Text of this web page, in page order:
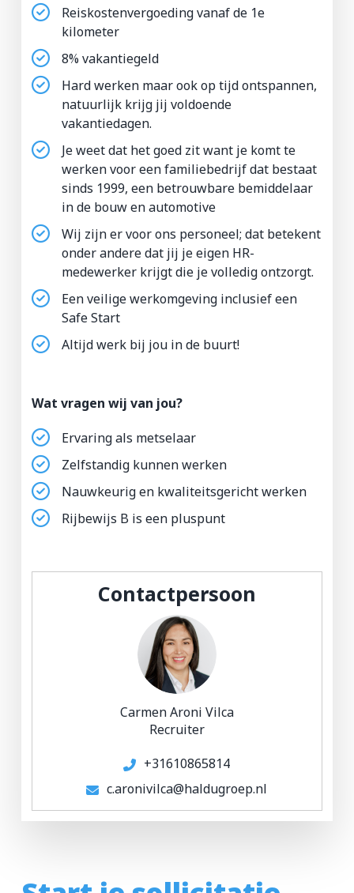
Reiskostenvergoeding vanaf de 1e
kilometer
8% vakantiegeld
Hard werken maar ook op tijd ontspannen,
natuurlijk krijg jij voldoende
vakantiedagen.
Je weet dat het goed zit want je komt te
werken voor een familiebedrijf dat bestaat
sinds 1999, een betrouwbare bemiddelaar
in de bouw en automotive
Wij zijn er voor ons personeel; dat betekent
onder andere dat jij je eigen HR-
medewerker krijgt die je volledig ontzorgt.
Een veilige werkomgeving inclusief een
Safe Start
Altijd werk bij jou in de buurt!
Wat vragen wij van jou?
Ervaring als metselaar
Zelfstandig kunnen werken
Nauwkeurig en kwaliteitsgericht werken
Rijbewijs B is een pluspunt
Contactpersoon
Carmen Aroni Vilca
Recruiter
+31610865814
c.aronivilca@haldugroep.nl